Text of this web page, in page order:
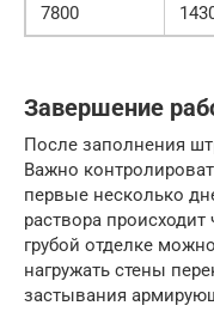
7800
Завершение
После заполнения
Важно
первые несколько
раствора происходит
грубой отделке
нагружать стены
застывания